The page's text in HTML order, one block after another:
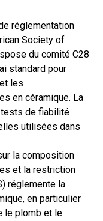
réglementation
Society of
du comité C28
standard pour
les
en céramique. La
tests de fiabilité
utilisées dans
la composition
et la restriction
réglemente la
en particulier
le plomb et le